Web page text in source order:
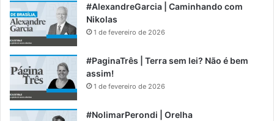
#AlexandreGarcia | Caminhando com
Nikolas
1 de fevereiro de 2026
#PaginaTrês | Terra sem lei? Não é bem
assim!
1 de fevereiro de 2026
#NolimarPerondi | Orelha